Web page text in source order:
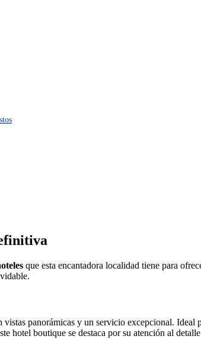
que esta encantadora localidad tiene para
vistas panorámicas y un servicio excepcional. Ideal
hotel boutique se destaca por su atención al